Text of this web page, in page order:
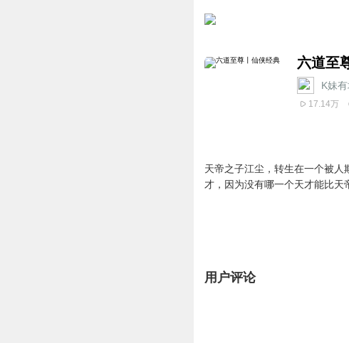
六道至
K妹
17.14万
天帝之子江尘，转生在一个被
才，因为没有哪一个天才能比天
用户评论